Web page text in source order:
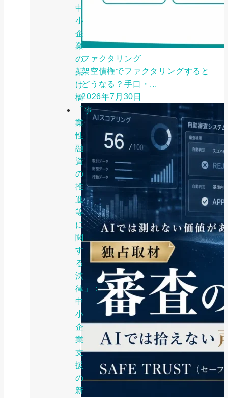
中
小
企
業
の
架
け
橋
「事
業
性
融
資
の
推
進
等
に
関
す
る
法
律」：
中
小
企
業
支
援
の
新
ファクタリング
架空債権でファクタリングすると
どうなる？手口・...
2026年7月30日